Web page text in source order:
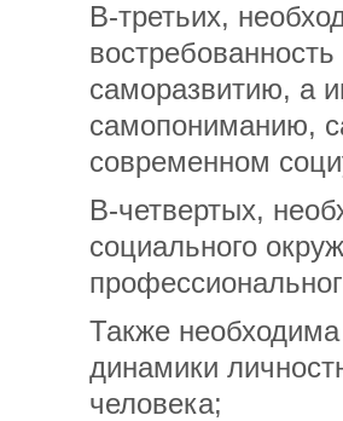
В-третьих,
саморазвитию, а
самопониманию,
современном
В-четвертых,
социального
Также
динамики
человека;